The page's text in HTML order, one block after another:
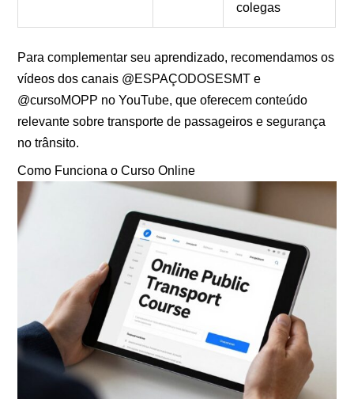
colegas
Para complementar seu aprendizado, recomendamos os
vídeos dos canais @ESPAÇODOSESMT e
@cursoMOPP no YouTube, que oferecem conteúdo
relevante sobre transporte de passageiros e segurança
no trânsito.
Como Funciona o Curso Online